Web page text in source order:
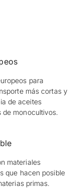
para
más cortas y
de aceites
de monocultivos.
materiales
que hacen posible
primas.